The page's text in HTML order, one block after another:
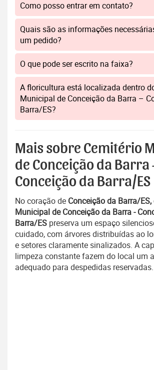
Como posso entrar em contato?
Quais são as informações
um pedido?
O que pode ser escrito na faixa?
A floricultura está localizada dentro
Municipal de Conceição da Barra –
Barra/ES?
Mais sobre Cemitério
de Conceição da Barra
Conceição da Barra/ES
No coração de Conceição da Barra/
Municipal de Conceição da Barra -
Barra/ES preserva um espaço
cuidado, com árvores distribuídas ao
e setores claramente sinalizados. A
limpeza constante fazem do local um
adequado para despedidas reservadas.